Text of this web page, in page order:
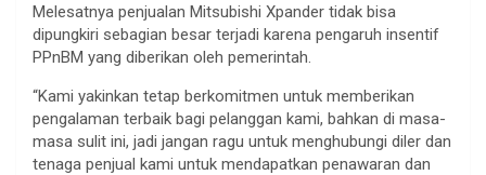
Melesatnya penjualan Mitsubishi Xpander tidak bisa
dipungkiri sebagian besar terjadi karena pengaruh insentif
PPnBM yang diberikan oleh pemerintah.
“Kami yakinkan tetap berkomitmen untuk memberikan
pengalaman terbaik bagi pelanggan kami, bahkan di masa-
masa sulit ini, jadi jangan ragu untuk menghubungi diler dan
tenaga penjual kami untuk mendapatkan penawaran dan